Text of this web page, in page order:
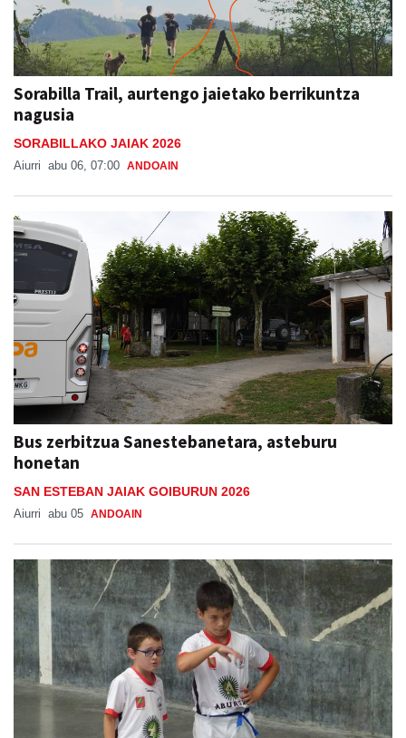
Sorabilla Trail, aurtengo jaietako berrikuntza
nagusia
SORABILLAKO JAIAK 2026
Aiurri abu 06, 07:00 ANDOAIN
Bus zerbitzua Sanestebanetara, asteburu
honetan
SAN ESTEBAN JAIAK GOIBURUN 2026
Aiurri abu 05 ANDOAIN